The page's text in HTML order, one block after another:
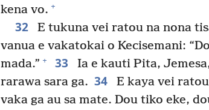
kena vo. +
32
E tukuna vei ratou na nona
vanua e vakatokai o Kecisemani:
mada.” + 33 Ia e kauti Pita,
rarawa sara ga. 34 E kaya vei
vaka ga au sa mate. Dou tiko eke,